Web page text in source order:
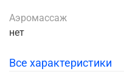
Аэромассаж
нет
Все характеристики